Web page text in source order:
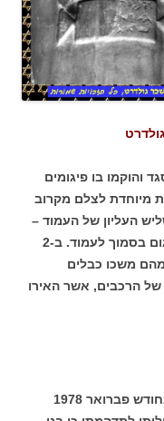
במסגד והוקמו בו פיגומים
מיוחדת לצלם מקרוב
העליון של העמוד –
בגובה של כ-8 מטרים. הוקם במיוחד פיגום בסמוך לעמוד. ב-2
של צה"ל ומהם משכו כבלים
של הרכבים, אשר האירו
"הצילום הזה הוא האחרון של המנורה. בחודש פברואר 1978